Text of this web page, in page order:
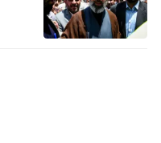
区、国家蓝色旅游